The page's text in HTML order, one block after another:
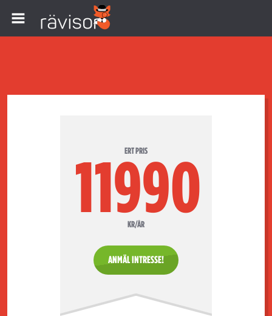
ERT PRIS
11990
KR/ÅR
ANMÄL INTRESSE!